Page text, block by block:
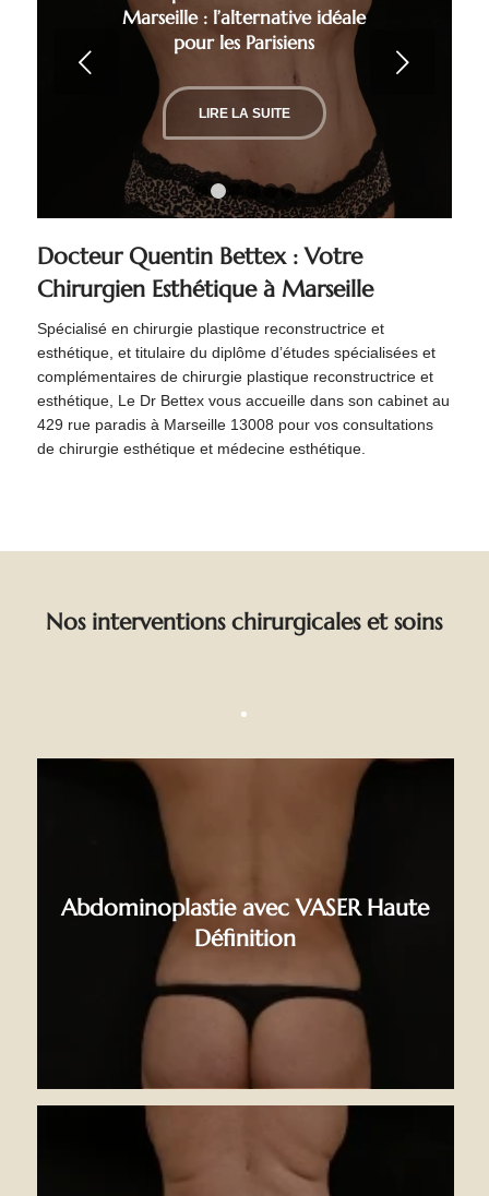
Marseille : l’alternative idéale
pour les Parisiens
LIRE LA SUITE
Suivant
2 3 4 5
Docteur Quentin Bettex : Votre
Chirurgien Esthétique à Marseille
Spécialisé en chirurgie plastique reconstructrice et
esthétique, et titulaire du diplôme d’études spécialisées et
complémentaires de chirurgie plastique reconstructrice et
esthétique, Le Dr Bettex vous accueille dans son cabinet au
429 rue paradis à Marseille 13008 pour vos consultations
de chirurgie esthétique et médecine esthétique.
Nos interventions chirurgicales et soins
Abdominoplastie avec VASER Haute
Définition